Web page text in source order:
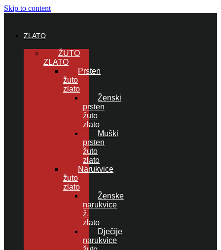
Skip to content
ZLATO
ŽUTO
ZLATO
Prsten
žuto
zlato
Ženski
prsten
žuto
zlato
Muški
prsten
žuto
zlato
Narukvice
žuto
zlato
Ženske
narukvice
ž.
zlato
Dječije
narukvice